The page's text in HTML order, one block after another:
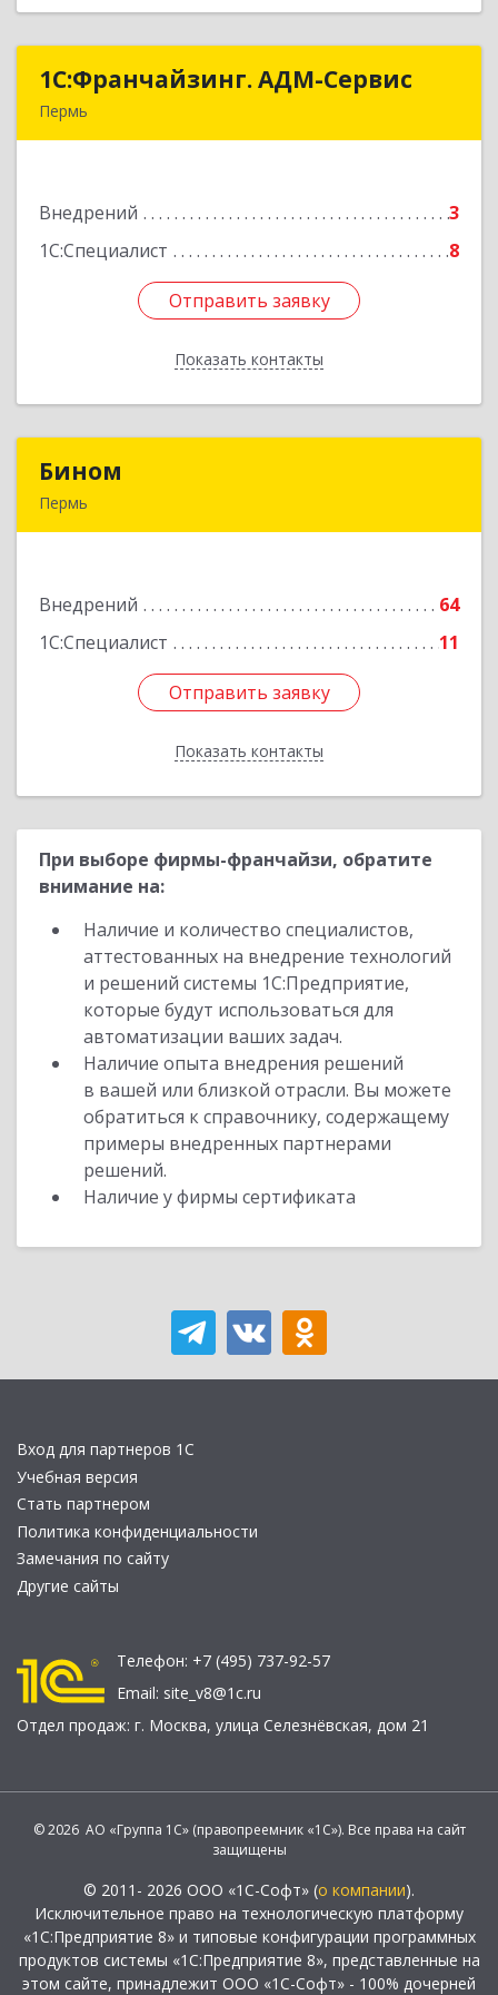
1С:Франчайзинг. АДМ-Сервис
Пермь
Внедрений
3
1С:Специалист
8
Отправить заявку
Показать контакты
1С:Франчайзинг. АДМ-Сервис
Подробнее
Отправить заявку
Назад
Бином
Пермь
Внедрений
64
1С:Специалист
11
Отправить заявку
Показать контакты
Подробнее
Отправить заявку
Назад
При выборе фирмы-франчайзи, обратите
внимание на:
Наличие и количество специалистов,
аттестованных на внедрение технологий
и решений системы 1С:Предприятие,
которые будут использоваться для
автоматизации ваших задач.
Наличие опыта внедрения решений
в вашей или близкой отрасли. Вы можете
обратиться к справочнику, содержащему
примеры внедренных партнерами
решений.
Наличие у фирмы сертификата
Вход для партнеров 1С
Учебная версия
Стать партнером
Политика конфиденциальности
Замечания по сайту
Другие сайты
Телефон: +7 (495) 737-92-57
Email: site_v8@1c.ru
Отдел продаж: г. Москва, улица Селезнёвская, дом 21
© 2026 АО «Группа 1С» (правопреемник «1С»). Все права на сайт
защищены
© 2011- 2026 ООО «1С-Софт» (о компании).
Исключительное право на технологическую платформу
«1С:Предприятие 8» и типовые конфигурации программных
продуктов системы «1С:Предприятие 8», представленные на
этом сайте, принадлежит ООО «1С-Софт» - 100% дочерней